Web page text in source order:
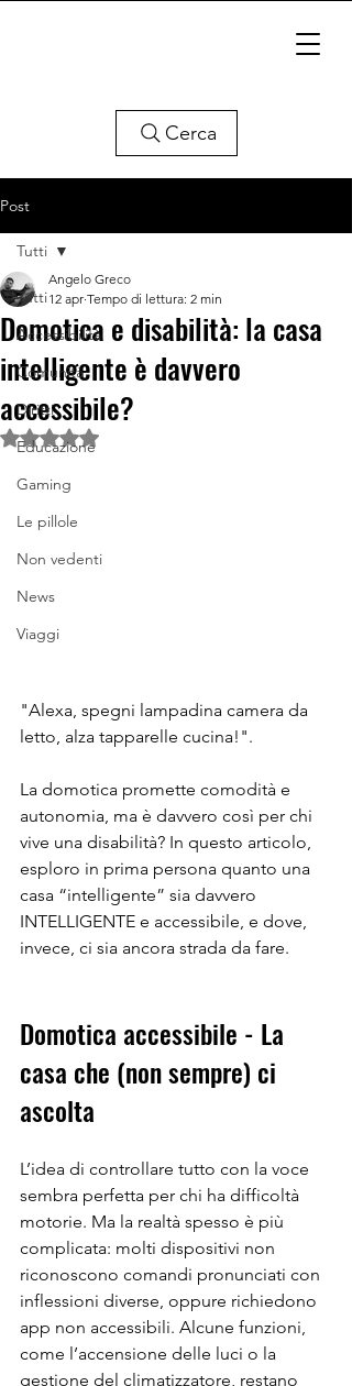
Cerca
Post
Tutti
Accessibilità
Comunità
Diritti
Educazione
Gaming
Le pillole
Non vedenti
News
Viaggi
Tutti
Domotica e disabilità: la casa
intelligente è davvero
accessibile?
Angelo Greco
12 apr Tempo di lettura: 2 min
Valutazione NaN stelle su 5.
"Alexa, spegni lampadina camera da
letto, alza tapparelle cucina!".
La domotica promette comodità e
autonomia, ma è davvero così per chi
vive una disabilità? In questo articolo,
esploro in prima persona quanto una
casa “intelligente” sia davvero
INTELLIGENTE e accessibile, e dove,
invece, ci sia ancora strada da fare.
Domotica accessibile - La
casa che (non sempre) ci
ascolta
L’idea di controllare tutto con la voce
sembra perfetta per chi ha difficoltà
motorie. Ma la realtà spesso è più
complicata: molti dispositivi non
riconoscono comandi pronunciati con
inflessioni diverse, oppure richiedono
app non accessibili. Alcune funzioni,
come l’accensione delle luci o la
gestione del climatizzatore, restano